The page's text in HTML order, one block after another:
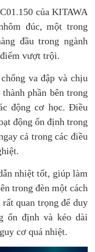
của KITAWA
đúc, một trong
đầu trong ngành
vượt trội.
va đập và chịu
phần bên trong
động cơ học. Điều
động ổn định trong
cả trong các điều
nhiệt tốt, giúp làm
trong đèn một cách
quan trọng để duy
ổn định và kéo dài
cơ quá nhiệt.